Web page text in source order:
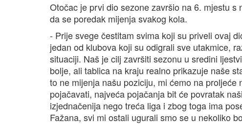
Otočac je prvi dio sezone završio na 6. mjestu
da se poredak mijenja svakog kola.
- Prije svege čestitam svima koji su priveli ovaj
jedan od klubova koji su odigrali sve utakmice,
situaciji. Naš je cilj završiti sezonu u sredini
bolje, ali tablica na kraju realno prikazuje naše
to ne mijenja našu poziciju, mi ćemo na
pojačavati, najveća pojačanja bit će povratak
izjednačenija nego treća liga i zbog toga ima
Fažana, svi mi ostali ugurali smo se u nekoliko